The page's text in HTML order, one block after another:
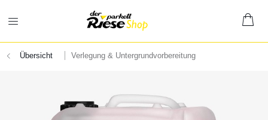
Übersicht Verlegung & Untergrundvorbereitung